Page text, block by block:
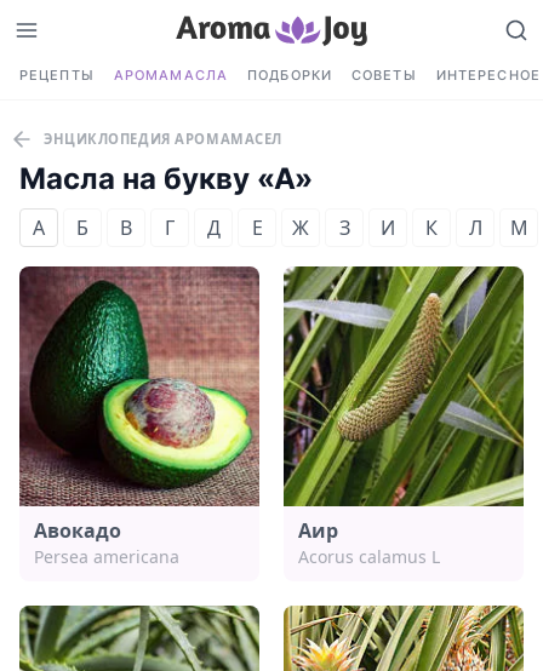
РЕЦЕПТЫ АРОМАМАСЛА ПОДБОРКИ СОВЕТЫ ИНТЕРЕСНОЕ
ЭНЦИКЛОПЕДИЯ АРОМАМАСЕЛ
Масла на букву «А»
А Б В Г Д Е Ж З И К Л М
Авокадо
Persea americana
Аир
Acorus calamus L